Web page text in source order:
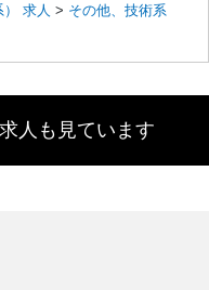
求人 > その他、技術系
人も見ています